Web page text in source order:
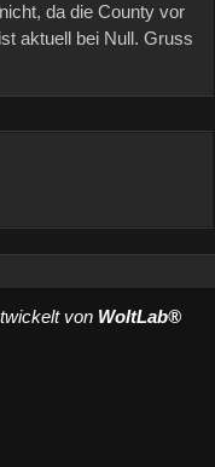
da die County vor
aktuell bei Null. Gruss
von WoltLab®